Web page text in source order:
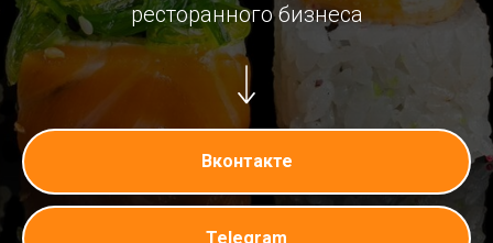
ресторанного бизнеса
Вконтакте
Telegram